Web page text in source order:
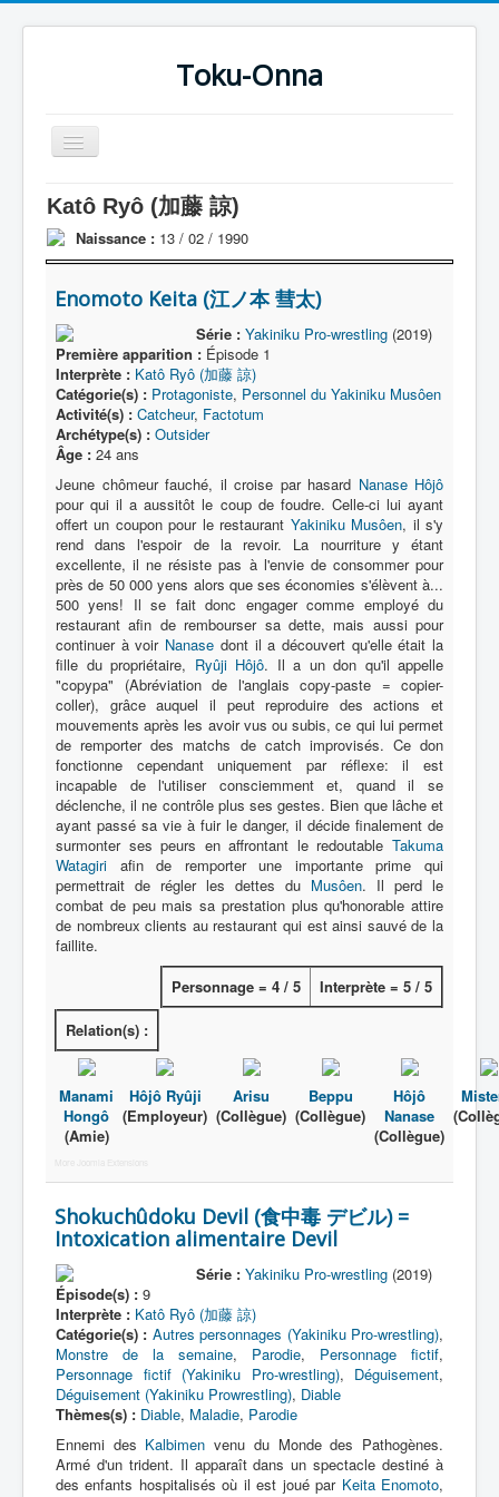
Toku-Onna
Basculer
la
Accueil
Toku-Actrices
Toku-Critiques
Séries
Films
COSAA
Dessins
Artiste Asperger
Lexique
Série
Acteur
Équipe
Personnage
Transformation
Équipement
Mecha
Objet
Lieu
Épisode
Référence
A
C
F
G
H
I
J
K
Katô Ryô (加藤 諒)
Naissance : 13 / 02 / 1990
Enomoto Keita (江ノ本 彗太)
Série : Yakiniku Pro-wrestling(2019)
Première apparition : Épisode 1
Interprète : Katô Ryô (加藤 諒)
Catégorie(s) : Protagoniste, Personnel du Yakiniku Musôen
Activité(s) : Catcheur, Factotum
Archétype(s) : Outsider
Âge : 24 ans
Jeune chômeur fauché, il croise par hasard Nanase Hôjô
pour qui il a aussitôt le coup de foudre. Celle-ci lui ayant
offert un coupon pour le restaurant Yakiniku Musôen, il s'y
rend dans l'espoir de la revoir. La nourriture y étant
excellente, il ne résiste pas à l'envie de consommer pour
près de 50 000 yens alors que ses économies s'élèvent à...
500 yens! Il se fait donc engager comme employé du
restaurant afin de rembourser sa dette, mais aussi pour
continuer à voir Nanase dont il a découvert qu'elle était la
fille du propriétaire, Ryûji Hôjô. Il a un don qu'il appelle
"copypa" (Abréviation de l'anglais copy-paste = copier-
coller), grâce auquel il peut reproduire des actions et
mouvements après les avoir vus ou subis, ce qui lui permet
de remporter des matchs de catch improvisés. Ce don
fonctionne cependant uniquement par réflexe: il est
incapable de l'utiliser consciemment et, quand il se
déclenche, il ne contrôle plus ses gestes. Bien que lâche et
ayant passé sa vie à fuir le danger, il décide finalement de
surmonter ses peurs en affrontant le redoutable Takuma
Watagiri afin de remporter une importante prime qui
permettrait de régler les dettes du Musôen. Il perd le
combat de peu mais sa prestation plus qu'honorable attire
de nombreux clients au restaurant qui est ainsi sauvé de la
faillite.
Personnage = 4 / 5
Interprète = 5 / 5
Relation(s) :
Manami
Hongô
(Amie)
Hôjô Ryûji
(Employeur)
Arisu
(Collègue)
Beppu
(Collègue)
Hôjô
Nanase
(Collègue)
More Joomla Extensions
Shokuchûdoku Devil (食中毒 デビル) =
Intoxication alimentaire Devil
Série : Yakiniku Pro-wrestling(2019)
Épisode(s) : 9
Interprète : Katô Ryô (加藤 諒)
Catégorie(s) : Autres personnages (Yakiniku Pro-wrestling),
Monstre de la semaine, Parodie, Personnage fictif,
Personnage fictif (Yakiniku Pro-wrestling), Déguisement,
Déguisement (Yakiniku Prowrestling), Diable
Thèmes(s) : Diable, Maladie, Parodie
Ennemi des Kalbimen venu du Monde des Pathogènes.
Armé d'un trident. Il apparaît dans un spectacle destiné à
des enfants hospitalisés où il est joué par Keita Enomoto,